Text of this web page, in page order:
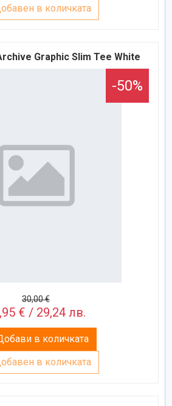
в количката
Graphic Slim Tee White
-50%
30,00 €
€ / 29,24 лв.
в количката
в количката